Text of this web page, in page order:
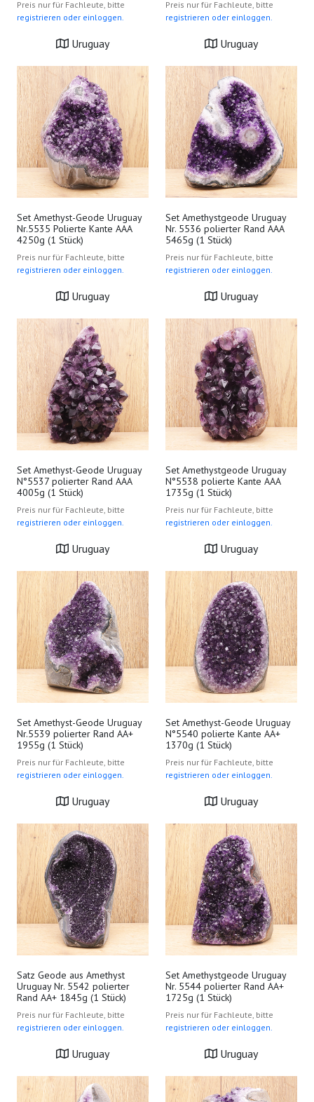
Preis nur für Fachleute, bitte
registrieren oder einloggen.
Uruguay
Preis nur für Fachleute, bitte
registrieren oder einloggen.
Uruguay
Set Amethyst-Geode Uruguay
Nr.5535 Polierte Kante AAA
4250g (1 Stück)
Preis nur für Fachleute, bitte
registrieren oder einloggen.
Uruguay
Set Amethystgeode Uruguay
Nr. 5536 polierter Rand AAA
5465g (1 Stück)
Preis nur für Fachleute, bitte
registrieren oder einloggen.
Uruguay
Set Amethyst-Geode Uruguay
N°5537 polierter Rand AAA
4005g (1 Stück)
Preis nur für Fachleute, bitte
registrieren oder einloggen.
Uruguay
Set Amethystgeode Uruguay
N°5538 polierte Kante AAA
1735g (1 Stück)
Preis nur für Fachleute, bitte
registrieren oder einloggen.
Uruguay
Set Amethyst-Geode Uruguay
Nr.5539 polierter Rand AA+
1955g (1 Stück)
Preis nur für Fachleute, bitte
registrieren oder einloggen.
Uruguay
Set Amethyst-Geode Uruguay
N°5540 polierte Kante AA+
1370g (1 Stück)
Preis nur für Fachleute, bitte
registrieren oder einloggen.
Uruguay
Satz Geode aus Amethyst
Uruguay Nr. 5542 polierter
Rand AA+ 1845g (1 Stück)
Preis nur für Fachleute, bitte
registrieren oder einloggen.
Uruguay
Set Amethystgeode Uruguay
Nr. 5544 polierter Rand AA+
1725g (1 Stück)
Preis nur für Fachleute, bitte
registrieren oder einloggen.
Uruguay